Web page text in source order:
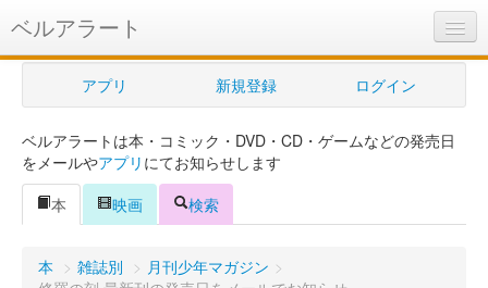
ベルアラート
ベルアラートとは
ヘルプ
新規登録
ログイン
アプリ 新規登録 ログイン
ベルアラートは本・コミック・DVD・CD・ゲームなどの発売日
をメールやアプリ にてお知らせします
本
映画 検索
本 > 雑誌別 > 月刊少年マガジン >